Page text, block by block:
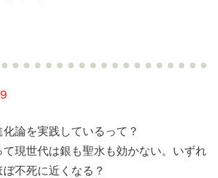
論を実践しているって？
て現世代は銀も聖水も効かない。いずれ
不死に近くなる？